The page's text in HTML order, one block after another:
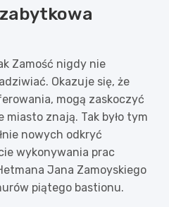
Zamość nigdy nie
Okazuje się, że
mogą zaskoczyć
znają. Tak było tym
nowych odkryć
wykonywania prac
Jana Zamoyskiego
piątego bastionu.